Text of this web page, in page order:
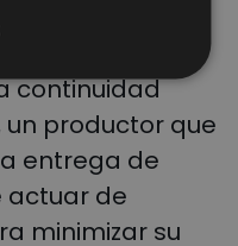
y
es
continuidad
productor que
entrega de
actuar de
minimizar su